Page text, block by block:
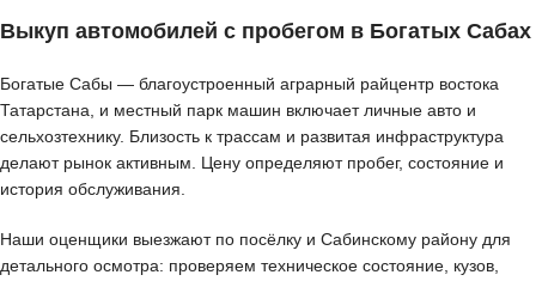
Выкуп автомобилей с пробегом в Богатых Сабах
Богатые Сабы — благоустроенный аграрный райцентр востока
Татарстана, и местный парк машин включает личные авто и
сельхозтехнику. Близость к трассам и развитая инфраструктура
делают рынок активным. Цену определяют пробег, состояние и
история обслуживания.
Наши оценщики выезжают по посёлку и Сабинскому району для
детального осмотра: проверяем техническое состояние, кузов,